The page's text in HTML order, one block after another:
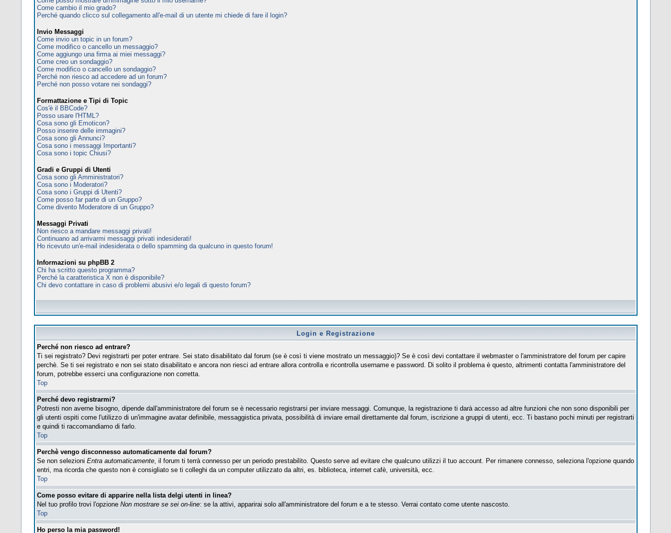
Come cambio il mio grado?
Perché quando clicco sul collegamento all'e-mail di un utente mi chiede di fare il login?
Invio Messaggi
Come invio un topic in un forum?
Come modifico o cancello un messaggio?
Come aggiungo una firma ai miei messaggi?
Come creo un sondaggio?
Come modifico o cancello un sondaggio?
Perché non riesco ad accedere ad un forum?
Perché non posso votare nei sondaggi?
Formattazione e Tipi di Topic
Cos'è il BBCode?
Posso usare l'HTML?
Cosa sono gli Emoticon?
Posso inserire delle immagini?
Cosa sono gli Annunci?
Cosa sono i messaggi Importanti?
Cosa sono i topic Chiusi?
Gradi e Gruppi di Utenti
Cosa sono gli Amministratori?
Cosa sono i Moderatori?
Cosa sono i Gruppi di Utenti?
Come posso far parte di un Gruppo?
Come divento Moderatore di un Gruppo?
Messaggi Privati
Non riesco a mandare messaggi privati!
Continuano ad arrivarmi messaggi privati indesiderati!
Ho ricevuto un'e-mail indesiderata o dello spamming da qualcuno in questo forum!
Informazioni su phpBB 2
Chi ha scritto questo programma?
Perché la caratteristica X non è disponibile?
Chi devo contattare in caso di problemi abusivi e/o legali di questo forum?
Login e Registrazione
Perché non riesco ad entrare?
Ti sei registrato? Devi registrarti per poter entrare. Sei stato disabilitato dal forum (se è così ti viene mostrato un messaggio)? Se è così devi contattare il webmaster o l'amministratore del forum per capire
perchè. Se ti sei registrato e non sei stato disabilitato e ancora non riesci ad entrare allora controlla e ricontrolla username e password. Di solito il problema è questo, altrimenti contatta l'amministratore del
forum, potrebbe esserci una configurazione non corretta.
Top
Perché devo registrarmi?
Potresti non averne bisogno, dipende dall'amministratore del forum se è necessario registrarsi per inviare messaggi. Comunque, la registrazione ti darà accesso ad altre funzioni che non sono disponibili per
gli utenti ospiti come l'utilizzo di un'immagine avatar definibile, messaggistica privata, possibilità di inviare email direttamente dal forum, iscrizione a gruppi di utenti, ecc. Ti bastano pochi minuti per registrarti
e quindi ti raccomandiamo di farlo.
Top
Perchè vengo disconnesso automaticamente dal forum?
Se non selezioni Entra automaticamente, il forum ti terrà connesso per un periodo prestabilito. Questo serve ad evitare che qualcuno utilizzi il tuo account. Per rimanere connesso, seleziona l'opzione quando
entri, ma ricorda che questo non è consigliato se ti colleghi da un computer utilizzato da altri, es. biblioteca, internet cafè, università, ecc.
Top
Come posso evitare di apparire nella lista delgi utenti in linea?
Nel tuo profilo trovi l'opzione Non mostrare se sei on-line: se la attivi, apparirai solo all'amministratore del forum e a te stesso. Verrai contato come utente nascosto.
Top
Ho perso la mia password!